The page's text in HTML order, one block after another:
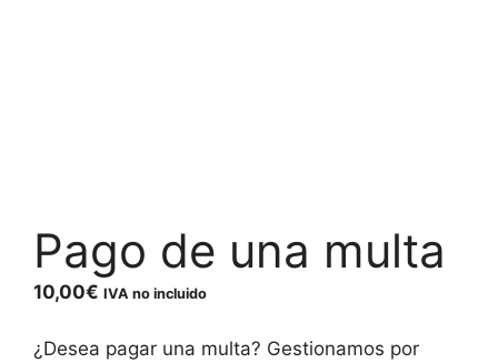
Pago de una multa
10,00€ IVA no incluido
¿Desea pagar una multa? Gestionamos por